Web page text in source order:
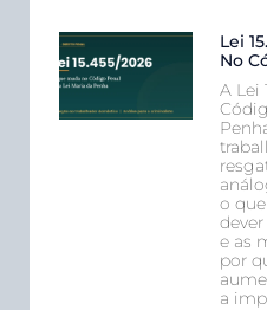
Lei
No
A Lei
o que
e as
por
a